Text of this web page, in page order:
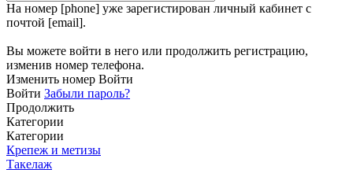
На номер [phone] уже зарегистирован личный кабинет с
почтой [email].
Вы можете войти в него или продолжить регистрацию,
изменив номер телефона.
Изменить номер Войти
Войти Забыли пароль?
Продолжить
Категории
Категории
Крепеж и метизы
Такелаж